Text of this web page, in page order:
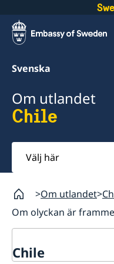
Svenska
Om utlandet
Chile
Välj
här
Om utlandet
Om olyckan är framme
Chile